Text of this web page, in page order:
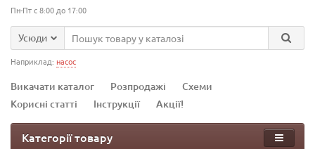
Пн-Пт с 8:00 до 17:00
Усюди
Наприклад: насос
Викачати каталог Розпродажі
Схеми
Корисні статті
Інструкції Акції!
Категорії товару